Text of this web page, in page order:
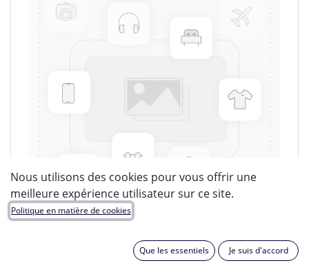
Nous utilisons des cookies pour vous offrir une
meilleure expérience utilisateur sur ce site.
Politique en matière de cookies
Que les essentiels Je suis d'accord